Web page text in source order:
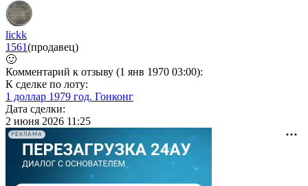
lickk
1561(продавец)
🙂
Комментарий к отзыву (1 янв 1970 03:00):
К сделке по лоту:
1 доллар 1979 год. Гонконг
Дата сделки:
2 июня 2026 11:25
РЕКЛАМА